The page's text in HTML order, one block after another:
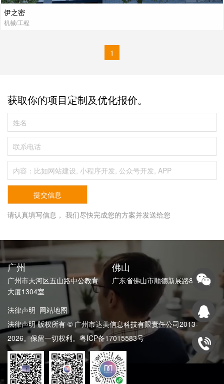
伊之密
机械/工程
1
获取你的项目定制及优化报价。
请认真填写信息， 我们尽快完成您的方案并发送给您
广州
广州市天河区五山路中公教育
大厦1304室
佛山
广东省佛山市顺德新展路82号
法律声明 网站地图
法律声明 版权所有 © 广州市达美信息科技有限责任公司2013-
2026。保留一切权利。 粤ICP备17015583号